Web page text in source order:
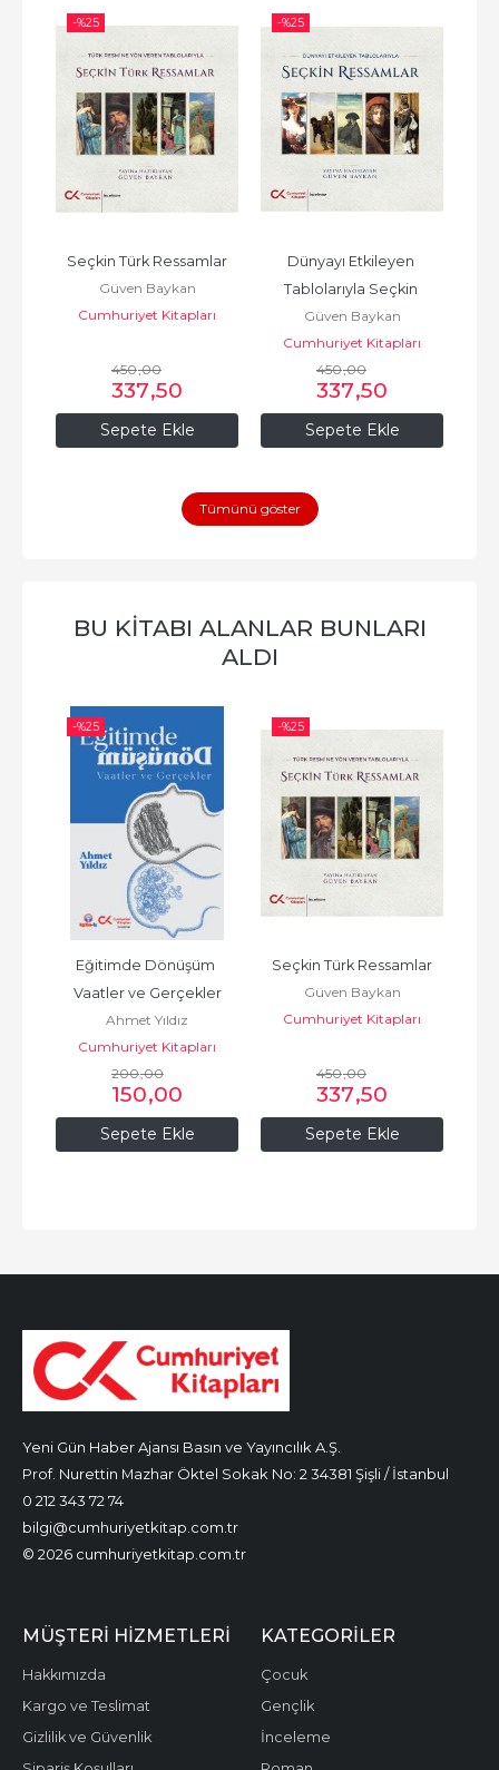
-%25
Sepete Ekle
Seçkin Türk Ressamlar
Güven Baykan
Cumhuriyet Kitapları
450,00
337,50
-%25
Sepete Ekle
Dünyayı Etkileyen
Tablolarıyla Seçkin
Ressamlar
Güven Baykan
Cumhuriyet Kitapları
450,00
337,50
Tümünü göster
BU KITABI ALANLAR BUNLARI
ALDI
-%25
Sepete Ekle
Eğitimde Dönüşüm
Vaatler ve Gerçekler
Ahmet Yıldız
Cumhuriyet Kitapları
200,00
150,00
-%25
Sepete Ekle
Seçkin Türk Ressamlar
Güven Baykan
Cumhuriyet Kitapları
450,00
337,50
Yeni Gün Haber Ajansı Basın ve Yayıncılık A.Ş.
Prof. Nurettin Mazhar Öktel Sokak No: 2 34381 Şişli / İstanbul
0 212 343 72 74
bilgi@cumhuriyetkitap.com.tr
© 2026 cumhuriyetkitap.com.tr
MÜŞTERI HIZMETLERI
Hakkımızda
Kargo ve Teslimat
Gizlilik ve Güvenlik
KATEGORILER
Çocuk
Gençlik
İnceleme